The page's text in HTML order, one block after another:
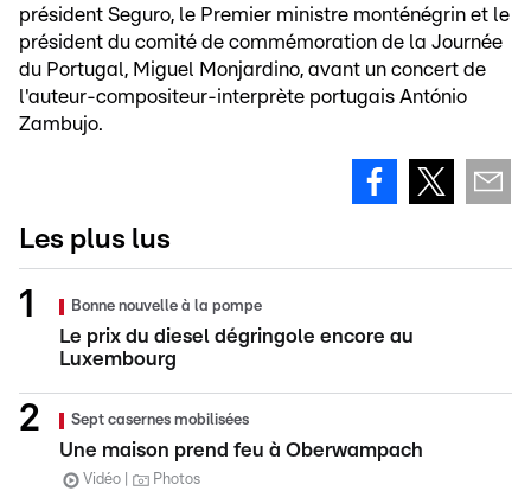
président Seguro, le Premier ministre monténégrin et le
président du comité de commémoration de la Journée
du Portugal, Miguel Monjardino, avant un concert de
l'auteur-compositeur-interprète portugais António
Zambujo.
Les plus lus
Bonne nouvelle à la pompe
Le prix du diesel dégringole encore au
Luxembourg
Sept casernes mobilisées
Une maison prend feu à Oberwampach
Vidéo Photos